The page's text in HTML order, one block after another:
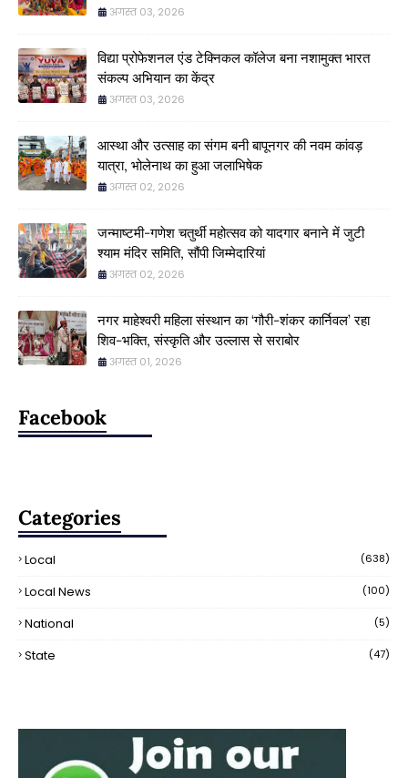
अगस्त 03, 2026
विद्या प्रोफेशनल एंड टेक्निकल कॉलेज बना नशामुक्त भारत
संकल्प अभियान का केंद्र
अगस्त 03, 2026
आस्था और उत्साह का संगम बनी बापूनगर की नवम कांवड़
यात्रा, भोलेनाथ का हुआ जलाभिषेक
अगस्त 02, 2026
जन्माष्टमी-गणेश चतुर्थी महोत्सव को यादगार बनाने में जुटी
श्याम मंदिर समिति, सौंपी जिम्मेदारियां
अगस्त 02, 2026
नगर माहेश्वरी महिला संस्थान का ‘गौरी-शंकर कार्निवल’ रहा
शिव-भक्ति, संस्कृति और उल्लास से सराबोर
अगस्त 01, 2026
Facebook
Categories
Local (638)
Local News (100)
National (5)
State (47)